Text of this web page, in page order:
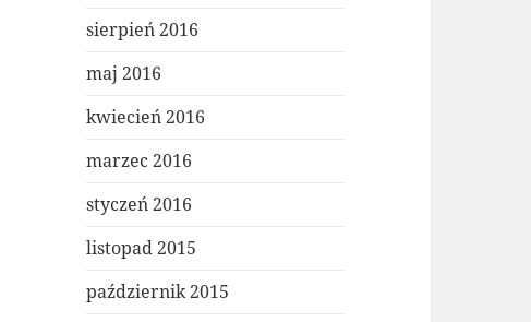
sierpień 2016
maj 2016
kwiecień 2016
marzec 2016
styczeń 2016
listopad 2015
październik 2015